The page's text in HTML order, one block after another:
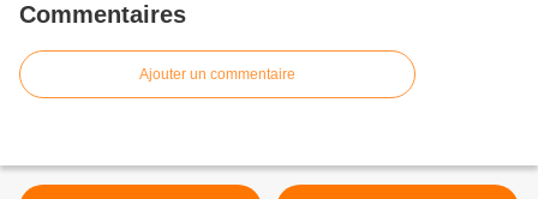
Commentaires
Ajouter un commentaire